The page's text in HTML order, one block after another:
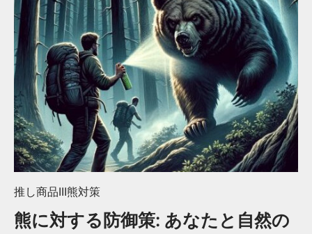
推し商品III熊対策
熊に対する防御策: あなたと自然の